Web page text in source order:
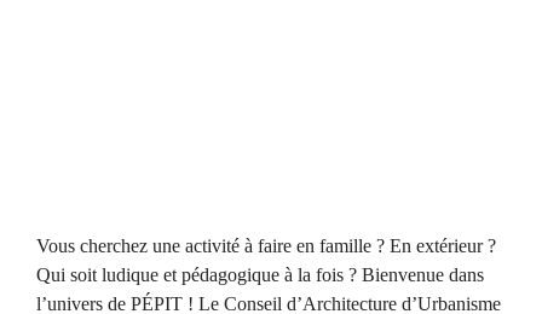
Vous cherchez une activité à faire en famille ? En extérieur ?
Qui soit ludique et pédagogique à la fois ? Bienvenue dans
l’univers de PÉPIT ! Le Conseil d’Architecture d’Urbanisme